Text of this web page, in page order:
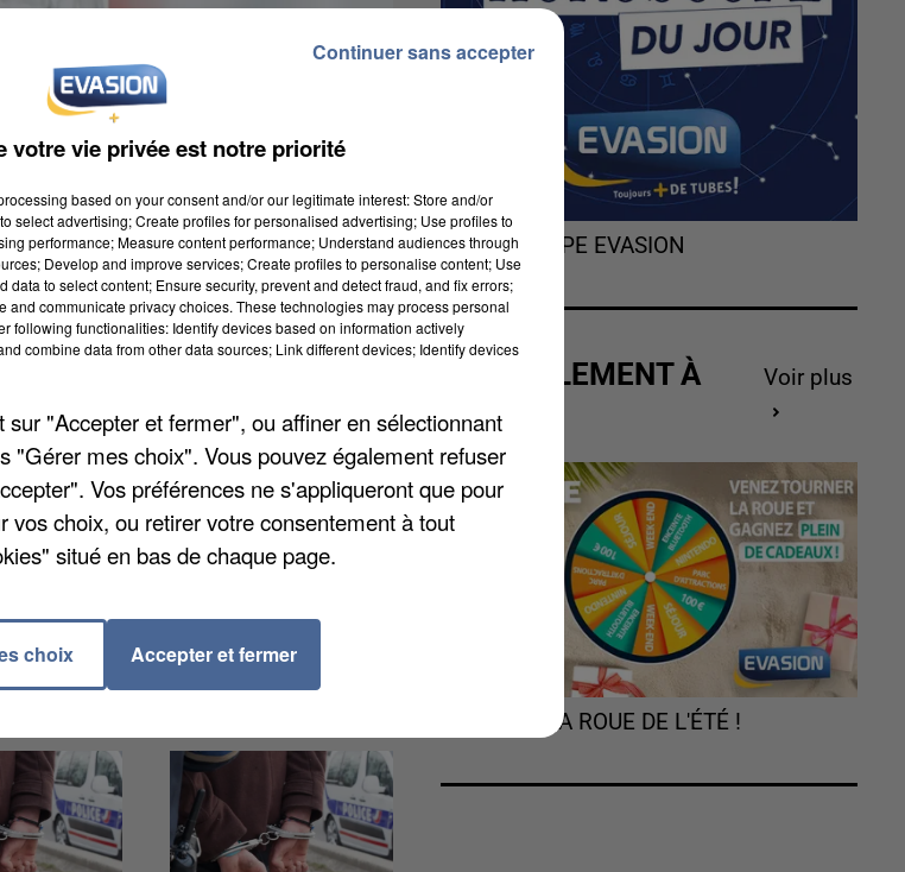
carrière, ne rempilant pas pour une
milieu de terrain a été deux fois
de France et celle de la Ligue.
entre les instances du football
en Ligue 1 ou en Ligue 2 la saison
L'HOROSCOPE EVASION
ACTUELLEMENT À
GAGNER
Voir plus
TOURNEZ LA ROUE DE L'ÉTÉ !
votre vie privée est notre priorité
based on your consent and/or our legitimate interest: Store and/or
select advertising; Create profiles for personalised advertising; Use profiles to
performance; Measure content performance; Understand audiences through
Develop and improve services; Create profiles to personalise content; Use
to select content; Ensure security, prevent and detect fraud, and fix errors;
and communicate privacy choices. These technologies may process personal
following functionalities: Identify devices based on information actively
combine data from other data sources; Link different devices; Identify devices
"Accepter et fermer", ou affiner en sélectionnant
"Gérer mes choix". Vous pouvez également refuser
Vos préférences ne s'appliqueront que pour
vos choix, ou retirer votre consentement à tout
situé en bas de chaque page.
choix Accepter et fermer
Continuer sans accepter